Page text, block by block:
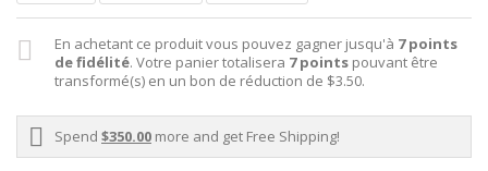
En achetant ce produit vous pouvez gagner jusqu'à 7points
de fidélité. Votre panier totalisera 7points pouvant être
transformé(s) en un bon de réduction de $3.50.
Spend $350.00 more and get Free Shipping!